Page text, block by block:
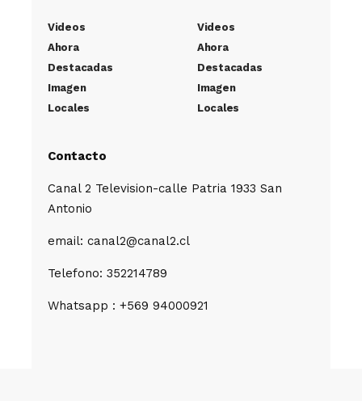
Videos
Ahora
Destacadas
Imagen
Locales
Videos
Ahora
Destacadas
Imagen
Locales
Contacto
Canal 2 Television-calle Patria 1933 San
Antonio
email: canal2@canal2.cl
Telefono: 352214789
Whatsapp : +569 94000921